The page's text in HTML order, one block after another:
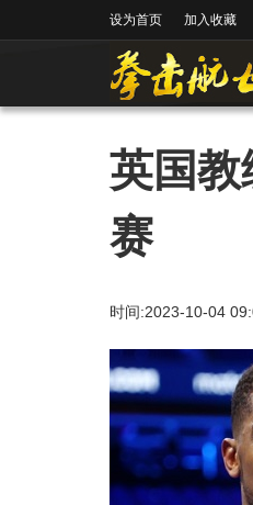
设为首页 加入收藏
英国教
赛
时间:2023-10-04